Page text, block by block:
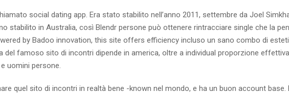
social dating app. Era stato stabilito nell’anno 2011, settembre da Joel
stabilito in Australia, così Blendr persone può ottenere rintracciare single che la
by Badoo innovation, this site offers efficiency incluso un sano combo di
del famoso sito di incontri dipende in america, oltre a individual proporzione
uomini persone.
quel sito di incontri in realtà bene -known nel mondo, e ha un buon account base.